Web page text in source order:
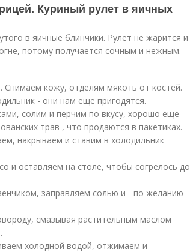
Куриный рулет в яичных
в яичные блинчики. Рулет не жарится и
потому получается сочным и нежным.
кожу, отделям мякоть от костей.
- они нам еще пригодятся.
солим и перчим по вкусу, хорошо еще
трав , что продаются в пакетиках.
накрываем и ставим в холодильник
и оставляем на столе, чтобы согрелось до
заправляем солью и - по желанию -
смазывая растительным маслом
холодной водой, отжимаем и